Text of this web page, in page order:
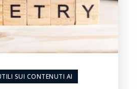
SUI CONTENUTI AI